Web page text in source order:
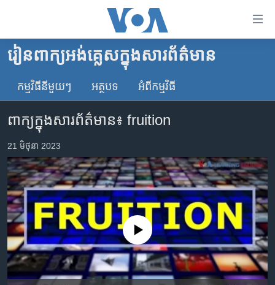
គេហទំព័រ​
ទាក់ទង
និង​
ចូល​
ទំព័រ​
ព័ត៌មាន​​
តែ​
ម្តង
រំលង​
និង​
ចូល​
ទៅ​
ទំព័រ​
រចនា
កម្ពុជា
អន្តរជាតិ
ហេឡូវីអូអេ
កម្ពុជាច្នៃប្រតិដ្ឋ
ព្រឹត្តិការណ៍ព័ត៌មាន
ទូរទស្សន៍ / វីដេអូ​
វិទ្យុ / ផតខាសថ៍
កម្មវិធីទាំងអស់
រៀន​ពាក្យ​អង់គ្លេស​ក្នុង​សារព័ត៌មាន
កម្មវិធី​នីមួយៗ អត្ថបទ​ អំពី​កម្មវិធី​
ពាក្យក្នុងសារព័ត៌មាន៖ fruition
21 មិថុនា 2023
No media source currently available